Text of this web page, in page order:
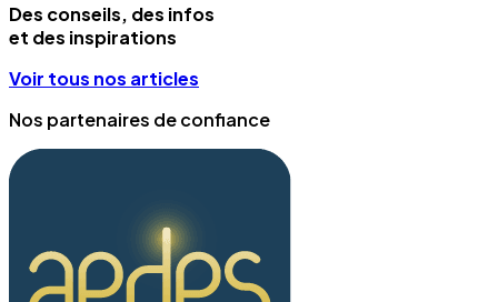
Des conseils, des infos
et des inspirations
Voir tous nos articles
Nos partenaires de confiance